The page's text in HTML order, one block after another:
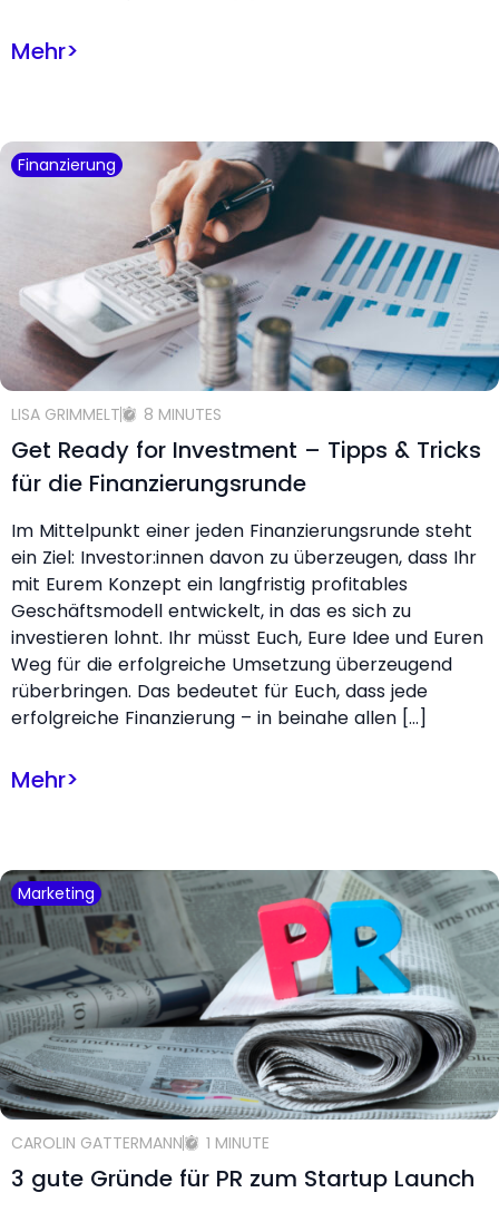
Mehr>
Finanzierung
LISA GRIMMELT 8 MINUTES
Get Ready for Investment – Tipps & Tricks
für die Finanzierungsrunde
Im Mittelpunkt einer jeden Finanzierungsrunde steht
ein Ziel: Investor:innen davon zu überzeugen, dass Ihr
mit Eurem Konzept ein langfristig profitables
Geschäftsmodell entwickelt, in das es sich zu
investieren lohnt. Ihr müsst Euch, Eure Idee und Euren
Weg für die erfolgreiche Umsetzung überzeugend
rüberbringen. Das bedeutet für Euch, dass jede
erfolgreiche Finanzierung – in beinahe allen […]
Mehr>
Marketing
CAROLIN GATTERMANN 1 MINUTE
3 gute Gründe für PR zum Startup Launch